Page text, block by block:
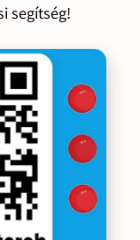
segítség!